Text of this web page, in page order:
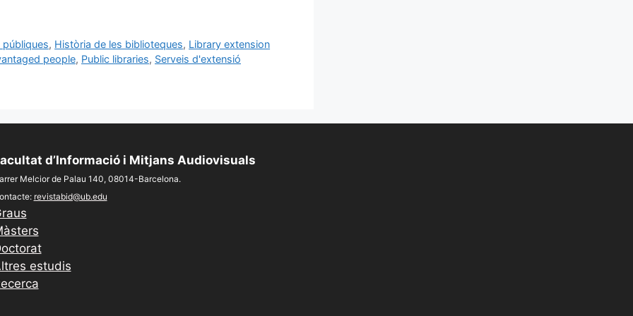
públiques, Història de les biblioteques, Library extension
people, Public libraries, Serveis d'extensió
d’Informació i Mitjans Audiovisuals
Melcior de Palau 140, 08014-Barcelona.
revistabid@ub.edu
estudis